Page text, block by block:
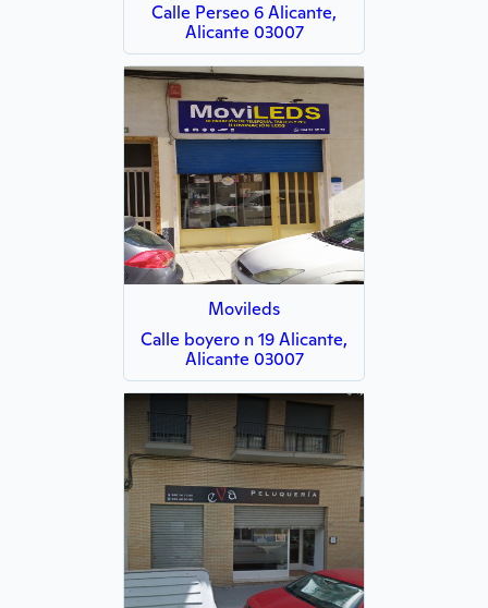
Calle Perseo 6 Alicante,
Alicante 03007
Movileds
Calle boyero n 19 Alicante,
Alicante 03007